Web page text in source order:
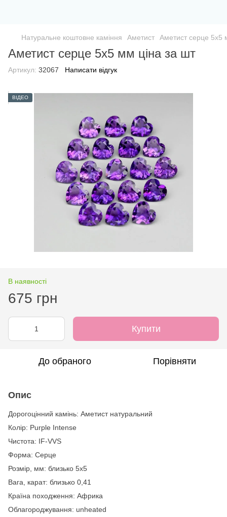
Натуральне коштовне каміння Аметист Аметист серце 5х5
Аметист серце 5х5 мм ціна за шт
Артикул: 32067 Написати відгук
ВІДЕО
В наявності
675 грн
Купити
До обраного Порівняти
Опис
Дорогоцінний камінь: Аметист натуральний
Колір: Purple Intense
Чистота: IF-VVS
Форма: Серце
Розмір, мм: близько 5х5
Вага, карат: близько 0,41
Країна походження: Африка
Облагороджування: unheated